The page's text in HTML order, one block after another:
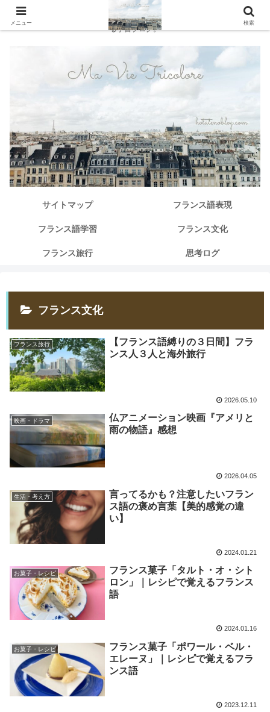
独学で仏検１級からその先へ。中級から「本当に使えるフランス語」を探求す
る学習ブログ。
サイトマップ フランス語表現
フランス語学習 フランス文化
フランス旅行 思考ログ
フランス文化
フランス旅行
【フランス語縛りの３日間】フラ
ンス人３人と海外旅行
2026.05.10
映画・ドラマ
仏アニメーション映画『アメリと
雨の物語』感想
2026.04.05
生活・考え方
言ってるかも？注意したいフラン
ス語の褒め言葉【美的感覚の違
い】
2024.01.21
お菓子・レシピ
フランス菓子「タルト・オ・シト
ロン」｜レシピで覚えるフランス
語
2024.01.16
お菓子・レシピ
フランス菓子「ポワール・ベル・
エレーヌ」｜レシピで覚えるフラ
ンス語
2023.12.11
メニュー 検索